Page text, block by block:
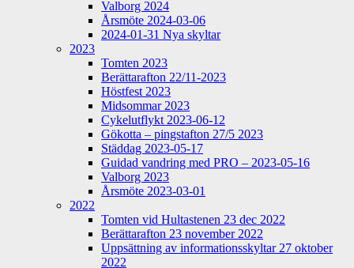
Valborg 2024
Årsmöte 2024-03-06
2024-01-31 Nya skyltar
2023
Tomten 2023
Berättarafton 22/11-2023
Höstfest 2023
Midsommar 2023
Cykelutflykt 2023-06-12
Gökotta – pingstafton 27/5 2023
Städdag 2023-05-17
Guidad vandring med PRO – 2023-05-16
Valborg 2023
Årsmöte 2023-03-01
2022
Tomten vid Hultastenen 23 dec 2022
Berättarafton 23 november 2022
Uppsättning av informationsskyltar 27 oktober
2022